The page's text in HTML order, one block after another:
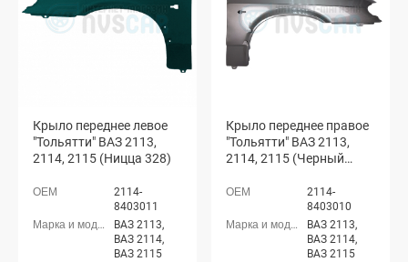
Крыло переднее левое
"Тольятти" ВАЗ 2113,
2114, 2115 (Ницца 328)
2114-
8403011
ВАЗ 2113,
ВАЗ 2114,
ВАЗ 2115
Крыло переднее правое
"Тольятти" ВАЗ 2113,
2114, 2115 (Черный
2114-
8403010
ВАЗ 2113,
ВАЗ 2114,
ВАЗ 2115